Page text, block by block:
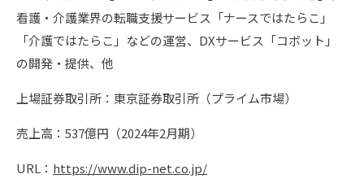
看護・介護業界の転職支援サービス「ナースではたらこ」
「介護ではたらこ」などの運営、DXサービス「コボット」
の開発・提供、他
上場証券取引所：東京証券取引所（プライム市場）
売上高：537億円（2024年2月期）
URL： https://www.dip-net.co.jp/